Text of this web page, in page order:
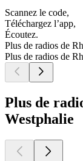
Scannez le code,
Téléchargez l’app,
Écoutez.
Plus de radios de
Plus de radios de
Plus de
Westphalie